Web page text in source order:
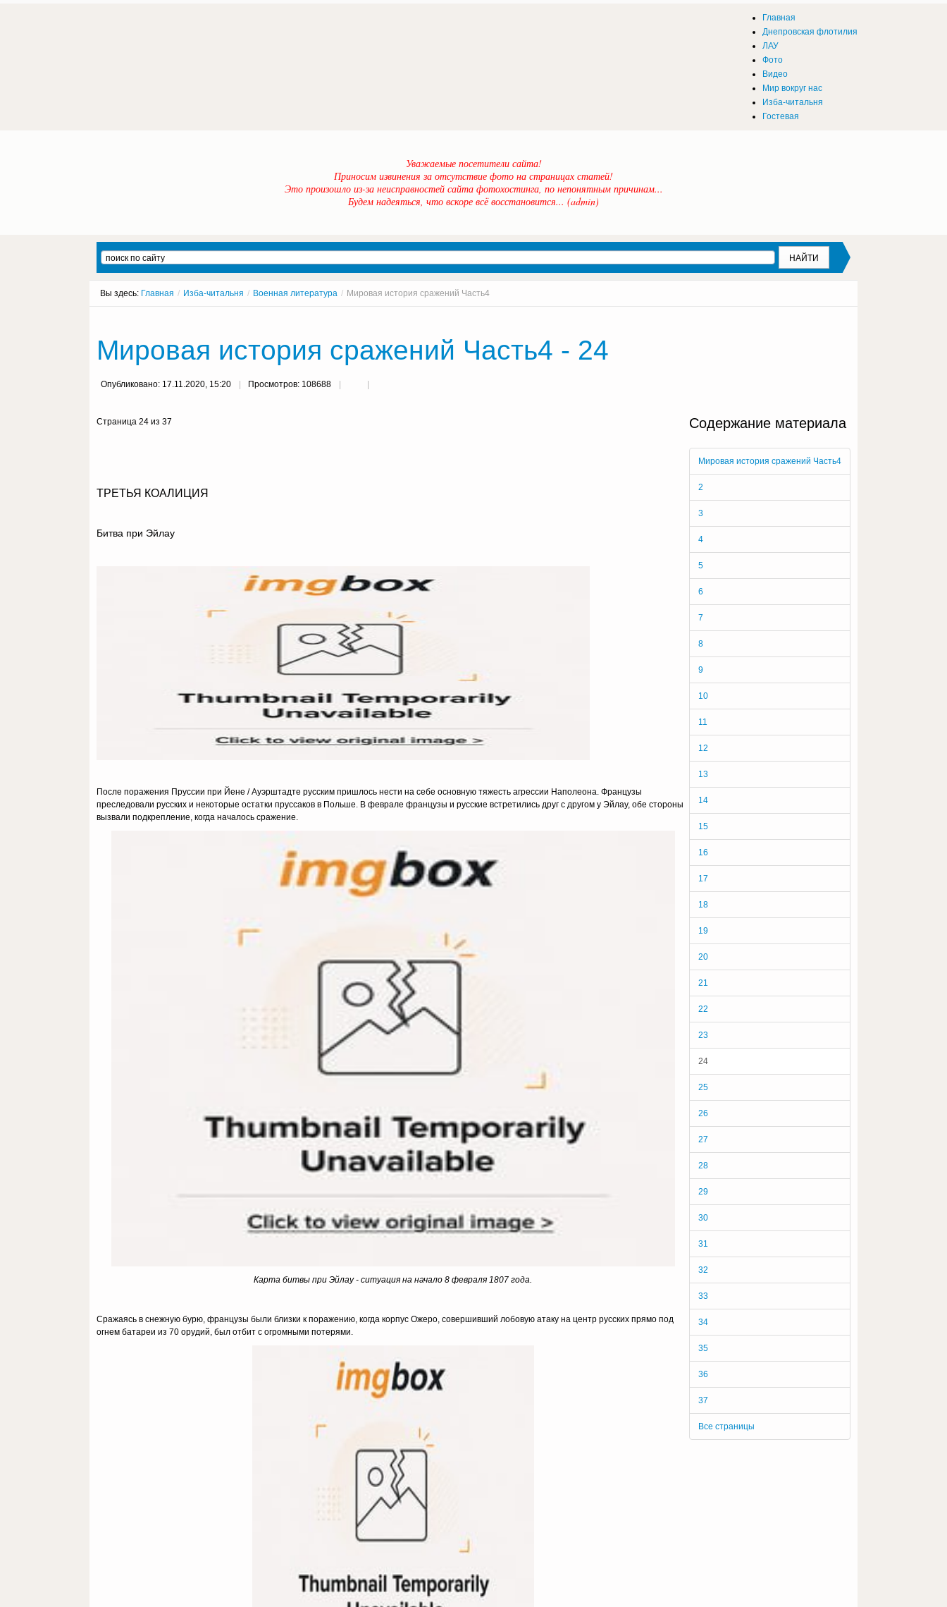
Главная
Днепровская флотилия
ЛАУ
Фото
Видео
Мир вокруг нас
Изба-читальня
Гостевая
Уважаемые посетители сайта!
Приносим извинения за отсутствие фото на страницах статей!
Это произошло из-за неисправностей сайта фотохостинга, по непонятным причинам...
Будем надеяться, что вскоре всё восстановится... (admin)
Вы здесь: Главная / Изба-читальня / Военная литература / Мировая история сражений Часть4
Мировая история сражений Часть4 - 24
Опубликовано: 17.11.2020, 15:20 Просмотров: 108688
Содержание материала
Мировая история сражений Часть4
2
3
4
5
6
7
8
9
10
11
12
13
14
15
16
17
18
19
20
21
22
23
24
25
26
27
28
29
30
31
32
33
34
35
36
37
Все страницы
Страница 24 из 37
ТРЕТЬЯ КОАЛИЦИЯ
Битва при Эйлау
После поражения Пруссии при Йене / Ауэрштадте русским пришлось нести на себе основную тяжесть агрессии Наполеона. Французы
преследовали русских и некоторые остатки пруссаков в Польше. В феврале французы и русские встретились друг с другом у Эйлау, обе стороны
вызвали подкрепление, когда началось сражение.
Карта битвы при Эйлау - ситуация на начало 8 февраля 1807 года.
Сражаясь в снежную бурю, французы были близки к поражению, когда корпус Ожеро, совершивший лобовую атаку на центр русских прямо под
огнем батареи из 70 орудий, был отбит с огромными потерями.